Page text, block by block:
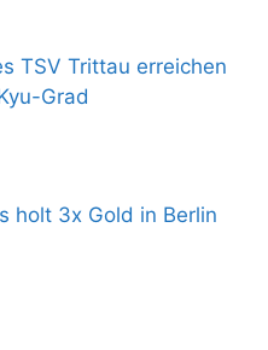
TSV Trittau erreichen
Grad
holt 3x Gold in Berlin